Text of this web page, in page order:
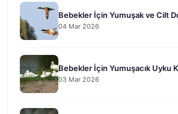
Bebekler İçin Yumuşak ve Cilt
04 Mar 2026
Bebekler İçin Yumuşacık Uyku
03 Mar 2026